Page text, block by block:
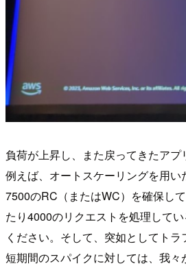
負荷が上昇し、また戻ってきたアプ
例えば、オートスケーリングを用い
7500のRC（またはWC）を確保し
たり4000のリクエストを処理して
ください。そして、突如としてトラ
短期間のスパイクに対しては、我